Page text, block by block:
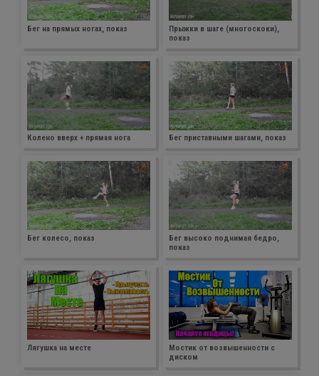
Бег на прямых ногах, показ
Прыжки в шаге (многоскоки),
показ
Колено вверх + прямая нога Бег приставными шагами, показ
Бег колесо, показ
Бег высоко поднимая бедро,
показ
Лягушка на месте
Мостик от возвышенности с
диском